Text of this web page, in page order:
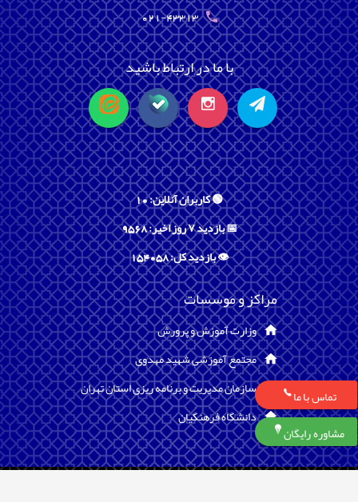
021-43313
با ما در ارتباط باشید
🟢 کاربران آنلاین: 10
📅 بازدید ۷ روز اخیر: 9568
👁️ بازدید کل: 154058
مراکز و موسسات
وزارت آموزش و پرورش
مجتمع آموزشی شهید مهدوی
سازمان مدیریت و برنامه ریزی استان تهران
دانشگاه فرهنگیان
تماس با ما
مشاوره رایگان